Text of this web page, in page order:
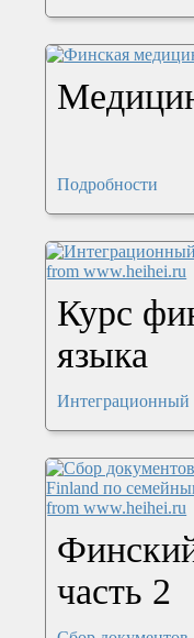
Подробности
Курс
языка
Интеграционный
часть 2